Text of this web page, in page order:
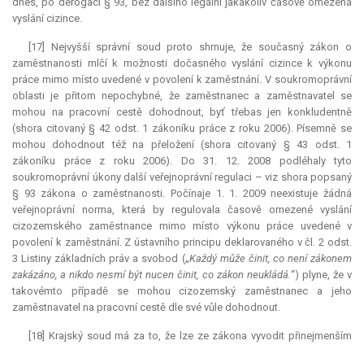
vyslání cizince.
[17] Nejvyšší správní soud proto shrnuje, že současný zákon o
zaměstnanosti mlčí k možnosti dočasného vyslání cizince k výkonu
práce mimo místo uvedené v povolení k zaměstnání. V soukromoprávní
oblasti je přitom nepochybné, že zaměstnanec a zaměstnavatel se
mohou na pracovní cestě dohodnout, byť třebas jen konkludentně
(shora citovaný § 42 odst. 1 zákoníku práce z roku 2006). Písemně se
mohou dohodnout též na přeložení (shora citovaný § 43 odst. 1
zákoníku práce z roku 2006). Do 31. 12. 2008 podléhaly tyto
soukromoprávní úkony další veřejnoprávní regulaci – viz shora popsaný
§ 93 zákona o zaměstnanosti. Počínaje 1. 1. 2009 neexistuje žádná
veřejnoprávní norma, která by regulovala časově omezené vyslání
cizozemského zaměstnance mimo místo výkonu práce uvedené v
povolení k zaměstnání. Z ústavního principu deklarovaného v čl. 2 odst.
3 Listiny základních práv a svobod („Každý může činit, co není zákonem
zakázáno, a nikdo nesmí být nucen činit, co zákon neukládá.“) plyne, že v
takovémto případě se mohou cizozemský zaměstnanec a jeho
zaměstnavatel na pracovní cestě dle své vůle dohodnout.
[18] Krajský soud má za to, že lze ze zákona vyvodit přinejmenším